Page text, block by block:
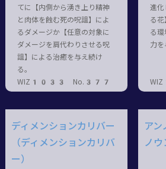
てに【内側から湧き上り精神
と肉体を蝕む死の呪詛】によ
るダメージか【任意の対象に
ダメージを肩代わりさせる呪
詛】による治癒を与え続け
る。
WIZ1033 No.377
進化
る
る
力を
ディメンションカリバー
（ディメンションカリバ
ー）
アン
ノウ